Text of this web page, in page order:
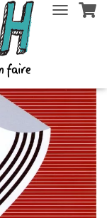
E
R
L
A
N
A
V
I
G
A